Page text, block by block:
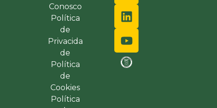
Conosco
Política
de
Privacida
de
Política
de
Cookies
Política